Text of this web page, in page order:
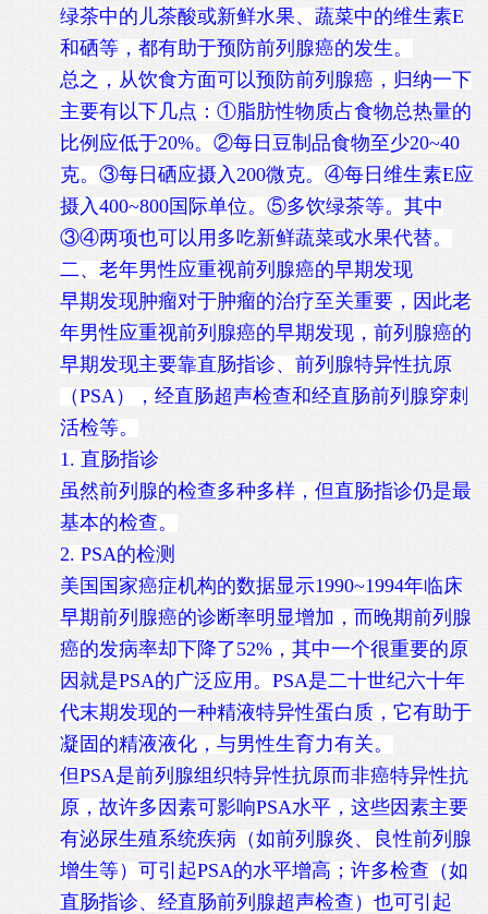
绿茶中的儿茶酸或新鲜水果、蔬菜中的维生素E
和硒等，都有助于预防前列腺癌的发生。
总之，从饮食方面可以预防前列腺癌，归纳一下
主要有以下几点：①脂肪性物质占食物总热量的
比例应低于20%。②每日豆制品食物至少20~40
克。③每日硒应摄入200微克。④每日维生素E应
摄入400~800国际单位。⑤多饮绿茶等。其中
③④两项也可以用多吃新鲜蔬菜或水果代替。
二、老年男性应重视前列腺癌的早期发现
早期发现肿瘤对于肿瘤的治疗至关重要，因此老
年男性应重视前列腺癌的早期发现，前列腺癌的
早期发现主要靠直肠指诊、前列腺特异性抗原
（PSA），经直肠超声检查和经直肠前列腺穿刺
活检等。
1. 直肠指诊
虽然前列腺的检查多种多样，但直肠指诊仍是最
基本的检查。
2. PSA的检测
美国国家癌症机构的数据显示1990~1994年临床
早期前列腺癌的诊断率明显增加，而晚期前列腺
癌的发病率却下降了52%，其中一个很重要的原
因就是PSA的广泛应用。PSA是二十世纪六十年
代末期发现的一种精液特异性蛋白质，它有助于
凝固的精液液化，与男性生育力有关。
但PSA是前列腺组织特异性抗原而非癌特异性抗
原，故许多因素可影响PSA水平，这些因素主要
有泌尿生殖系统疾病（如前列腺炎、良性前列腺
增生等）可引起PSA的水平增高；许多检查（如
直肠指诊、经直肠前列腺超声检查）也可引起